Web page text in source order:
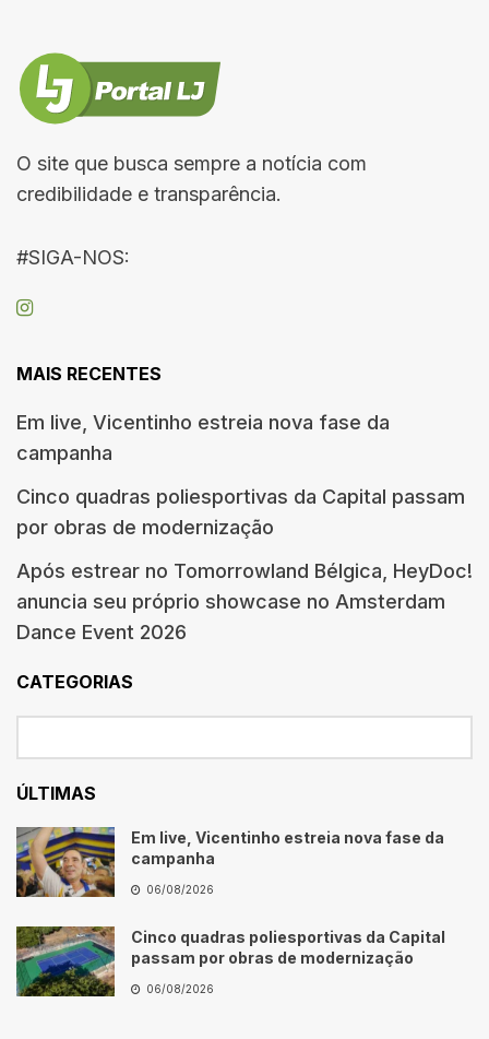
O site que busca sempre a notícia com
credibilidade e transparência.
#SIGA-NOS:
MAIS RECENTES
Em live, Vicentinho estreia nova fase da
campanha
Cinco quadras poliesportivas da Capital passam
por obras de modernização
Após estrear no Tomorrowland Bélgica, HeyDoc!
anuncia seu próprio showcase no Amsterdam
Dance Event 2026
CATEGORIAS
ÚLTIMAS
Em live, Vicentinho estreia nova fase da
campanha
06/08/2026
Cinco quadras poliesportivas da Capital
passam por obras de modernização
06/08/2026